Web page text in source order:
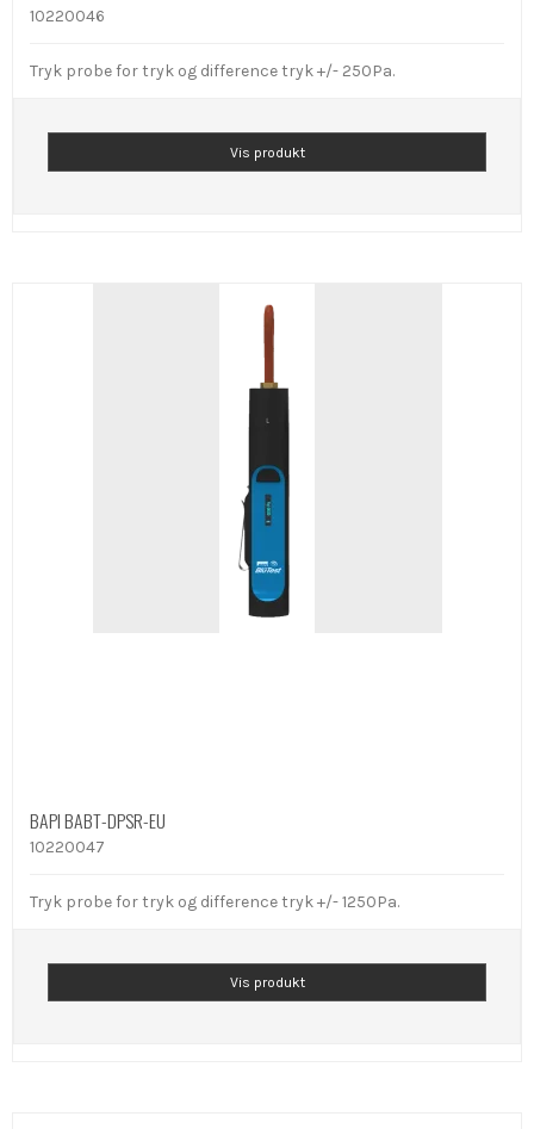
10220046
Tryk probe for tryk og difference tryk +/- 250Pa.
Vis produkt
BAPI BABT-DPSR-EU
10220047
Tryk probe for tryk og difference tryk +/- 1250Pa.
Vis produkt